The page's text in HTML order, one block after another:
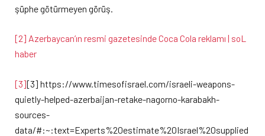
şüphe götürmeyen görüş.
[2] Azerbaycan’ın resmi gazetesinde Coca Cola reklamı | soL
haber
[3][3] https://www.timesofisrael.com/israeli-weapons-
quietly-helped-azerbaijan-retake-nagorno-karabakh-
sources-
data/#:~:text=Experts%20estimate%20Israel%20supplied